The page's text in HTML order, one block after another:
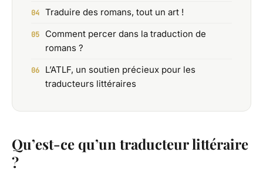
Traduire des romans, tout un art !
Comment percer dans la traduction de
romans ?
L’ATLF, un soutien précieux pour les
traducteurs littéraires
Qu’est-ce qu’un traducteur littéraire
?